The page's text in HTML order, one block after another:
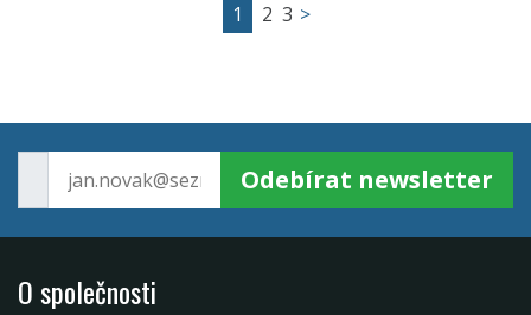
1 2 3 >
Odebírat newsletter
O společnosti